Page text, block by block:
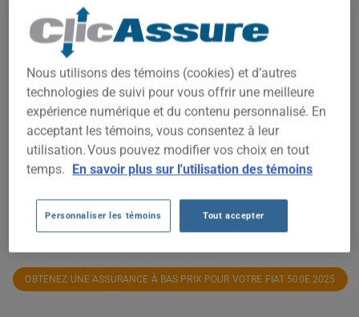
2025 2026
1 400$
1 500$
1 600$
OBTENEZ UNE ASSURANCE À BAS PRIX POUR VOTRE FIAT 500E 2025
Nous utilisons des témoins (cookies) et d’autres
technologies de suivi pour vous offrir une meilleure
expérience numérique et du contenu personnalisé. En
acceptant les témoins, vous consentez à leur
utilisation. Vous pouvez modifier vos choix en tout
temps. En savoir plus sur l'utilisation des témoins
Personnaliser les témoins Tout accepter